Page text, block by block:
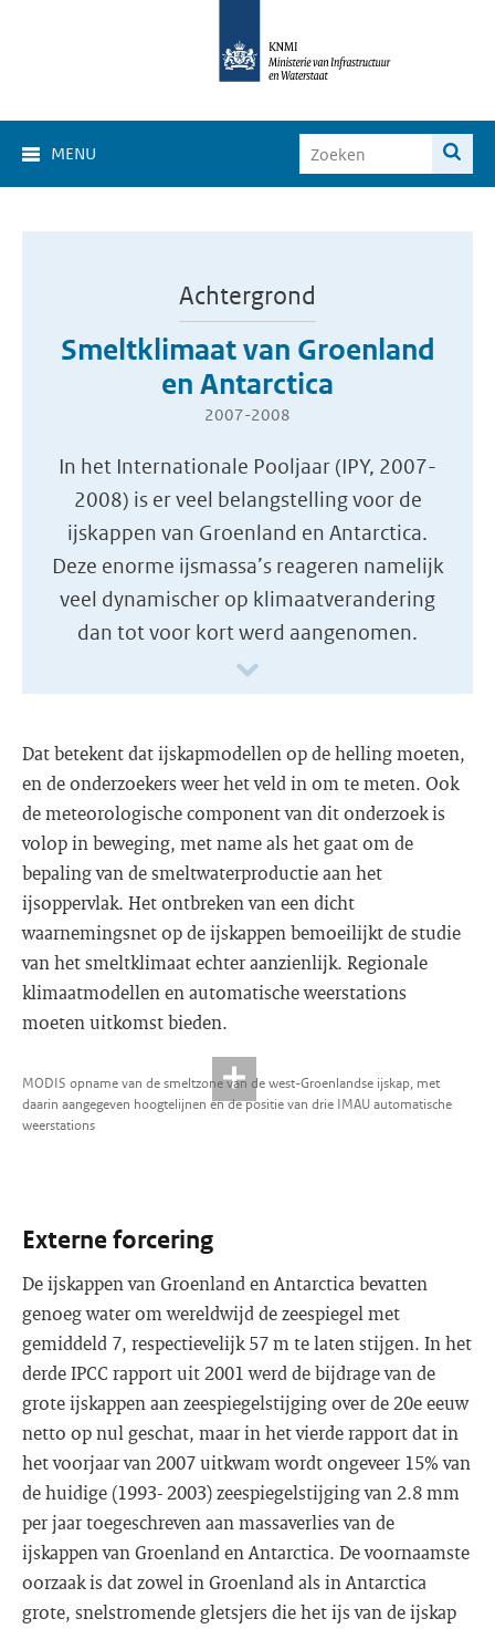
MENU
Achtergrond
Smeltklimaat van Groenland
en Antarctica
2007-2008
In het Internationale Pooljaar (IPY, 2007-
2008) is er veel belangstelling voor de
ijskappen van Groenland en Antarctica.
Deze enorme ijsmassa’s reageren namelijk
veel dynamischer op klimaatverandering
dan tot voor kort werd aangenomen.
Dat betekent dat ijskapmodellen op de helling moeten,
en de onderzoekers weer het veld in om te meten. Ook
de meteorologische component van dit onderzoek is
volop in beweging, met name als het gaat om de
bepaling van de smeltwaterproductie aan het
ijsoppervlak. Het ontbreken van een dicht
waarnemingsnet op de ijskappen bemoeilijkt de studie
van het smeltklimaat echter aanzienlijk. Regionale
klimaatmodellen en automatische weerstations
moeten uitkomst bieden.
MODIS opname van de smeltzone van de west-Groenlandse ijskap, met
daarin aangegeven hoogtelijnen en de positie van drie IMAU automatische
weerstations
Externe forcering
De ijskappen van Groenland en Antarctica bevatten
genoeg water om wereldwijd de zeespiegel met
gemiddeld 7, respectievelijk 57 m te laten stijgen. In het
derde IPCC rapport uit 2001 werd de bijdrage van de
grote ijskappen aan zeespiegelstijging over de 20e eeuw
netto op nul geschat, maar in het vierde rapport dat in
het voorjaar van 2007 uitkwam wordt ongeveer 15% van
de huidige (1993- 2003) zeespiegelstijging van 2.8 mm
per jaar toegeschreven aan massaverlies van de
ijskappen van Groenland en Antarctica. De voornaamste
oorzaak is dat zowel in Groenland als in Antarctica
grote, snelstromende gletsjers die het ijs van de ijskap